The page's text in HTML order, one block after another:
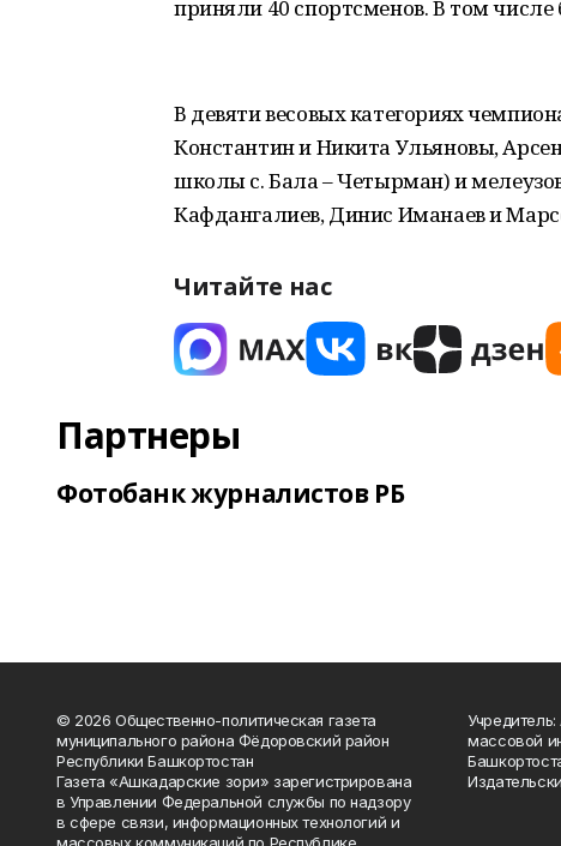
приняли 40 спортсменов. В том
В девяти весовых категориях
Константин и Никита Ульяновы,
школы с. Бала – Четырман) и
Кафдангалиев, Динис Иманаев и
Читайте нас
Партнеры
Фотобанк журналистов РБ
© 2026 Общественно-политическая газета
муниципального района Фёдоровский район
Республики Башкортостан
Газета «Ашкадарские зори» зарегистрирована
в Управлении Федеральной службы по надзору
в сфере связи, информационных технологий и
массовых коммуникаций по Республике
массовой